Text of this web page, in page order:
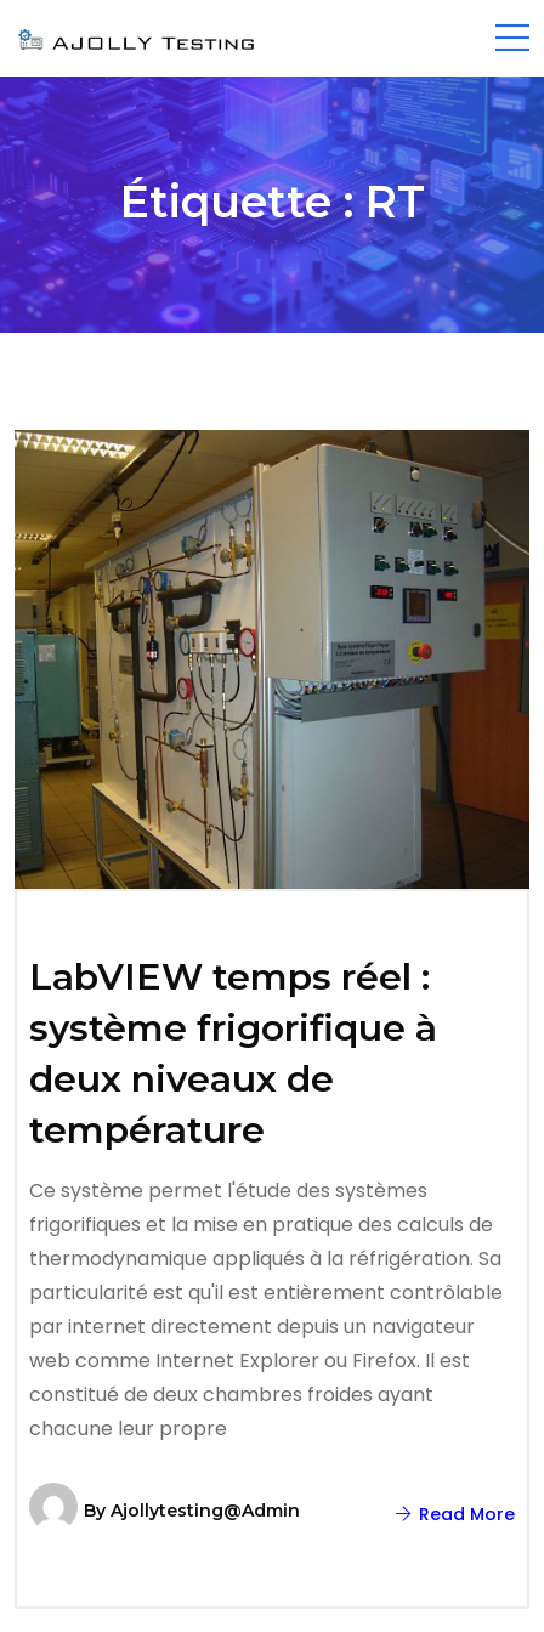
Étiquette :RT
LabVIEW temps réel :
système frigorifique à
deux niveaux de
température
Ce système permet l'étude des systèmes
frigorifiques et la mise en pratique des calculs de
thermodynamique appliqués à la réfrigération. Sa
particularité est qu'il est entièrement contrôlable
par internet directement depuis un navigateur
web comme Internet Explorer ou Firefox. Il est
constitué de deux chambres froides ayant
chacune leur propre
By Ajollytesting@admin Read More